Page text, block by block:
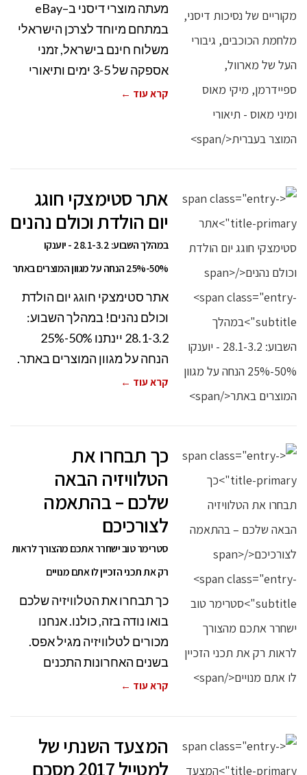
מעתה מוצרי דיסני ב–eBay
במתחם מיוחד לצרכן הישראלי
משלוח חינם בישראל, זמני
אספקה של 3-5 ימים ותיאורי
קרא עוד ←
אתר סטימצקי חוגג
יום הולדת וכולם נהנים
במהלך השבוע: 28.1-3.2 - יוענקו
50%-25% הנחה על מגוון המוצרים באתר
אתר סטימצקי חוגג יום הולדת
וכולם נהנים! במהלך השבוע:
28.1-3.2 יינתנו 50%-25%
הנחה על מגוון המוצרים באתר.
קרא עוד ←
כך תבחרו את
הטלוויזיה הבאה
שלכם – בהתאמה
לצורכיכם
סטרימר טוב ישחרר אתכם מהצורך לראות
רק את תכני הזכיין לו אתם מנויים
כך תבחרו את הטלוויזיה שלכם
בואו נודה בזה, כולנו. אנחנו
מכורים לטלוויזיה מגיל אפס.
בשנים האחרונות התכנים
קרא עוד ←
המצעד השנתי של
למטייל 2017 מסכם